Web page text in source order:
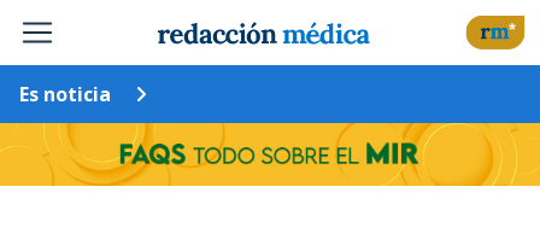
Es noticia